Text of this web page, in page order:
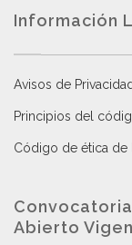
Información
Avisos de Privacidad
Principios del
Código de ética de
Abierto